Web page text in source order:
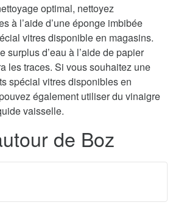
optimal, nettoyez
à l’aide d’une éponge imbibée
vitres disponible en magasins.
surplus d’eau à l’aide de papier
les traces. Si vous souhaitez une
spécial vitres disponibles en
également utiliser du vinaigre
vaisselle.
de Boz